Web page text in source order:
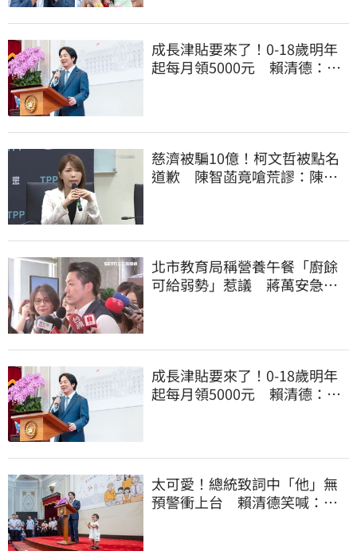
成長津貼要來了！0-18歲明年
起每月領5000元 賴清德：此
慈濟被騙10億！柯文哲被點名
道歉 陳智菡竟嗆荒謬：陳時
北市教育局稱營養午餐「廚餘
可給弱勢」惹議 蔣萬安急
成長津貼要來了！0-18歲明年
起每月領5000元 賴清德：此
太可愛！總統致詞中「他」無
預警衝上台 賴清德笑喊：卸